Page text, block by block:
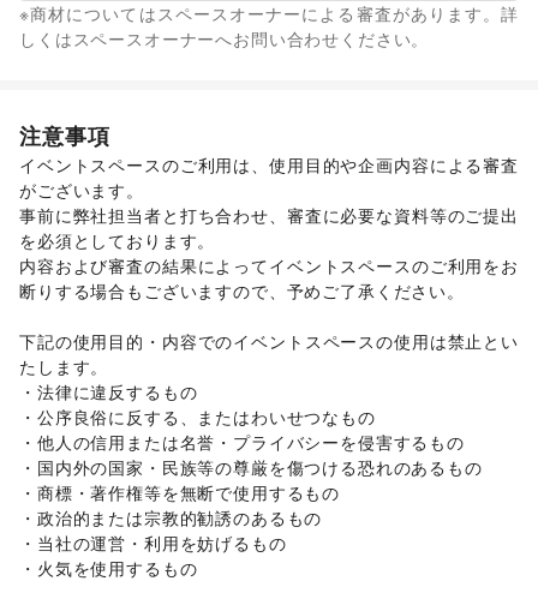
/ジュエリー・アクセサリー/メガネ・アイウェア/ 腕時計/
靴/バッグ・革小物/ファッション雑貨/ 和服・着物
キッチン雑貨・調理器具
手芸・ハンドメイド/DIY用品・日曜大工/
園芸・ガーデニング
犬・猫・ペット/日用雑貨/食器・陶磁器/
その他インテリア・生活雑貨
生活サービス
携帯キャリア・格安SIM/インターネット・プロバイダ
ハウスクリーニング・家事代行 /定期宅配/
リサイクル雑貨・古本
ギフト・プレゼント
住宅（購入・賃貸） /たばこ/修理・メンテナンス
就職・転職・求人/その他生活サービス
金融サービス
クレジットカード/保険/銀行/ 住宅ローン/証券・FX/
不動産投資/その他金融サービス
子育て・教育
ベビー用品 /ランドセル/学習教材・通信教育
子供向け教室・レッスン
フード・飲食
スイーツ・洋菓子 /和菓子/パン / お弁当・惣菜 /
物産展・マルシェ
野菜・果物・生鮮食品
ビジネス・オフィス
法人向けサービス
イベント企画・運営/その他ビジネス・オフィス
その他活動・個人
その他活動・個人
※商材についてはスペースオーナーによる審査があります。詳
しくはスペースオーナーへお問い合わせください。
注意事項
イベントスペースのご利用は、使用目的や企画内容による審査
がございます。
事前に弊社担当者と打ち合わせ、審査に必要な資料等のご提出
を必須としております。
内容および審査の結果によってイベントスペースのご利用をお
断りする場合もございますので、予めご了承ください。
下記の使用目的・内容でのイベントスペースの使用は禁止とい
たします。
・法律に違反するもの
・公序良俗に反する、またはわいせつなもの
・他人の信用または名誉・プライバシーを侵害するもの
・国内外の国家・民族等の尊厳を傷つける恐れのあるもの
・商標・著作権等を無断で使用するもの
・政治的または宗教的勧誘のあるもの
・当社の運営・利用を妨げるもの
・火気を使用するもの